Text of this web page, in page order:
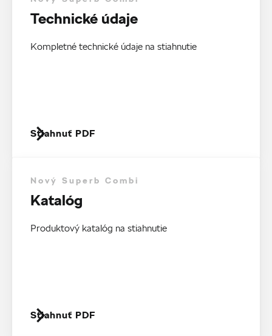
Technické údaje
Kompletné technické údaje na stiahnutie
Stiahnuť PDF
Nový Superb Combi
Katalóg
Produktový katalóg na stiahnutie
Stiahnuť PDF